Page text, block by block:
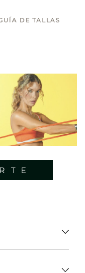
DE TALLAS